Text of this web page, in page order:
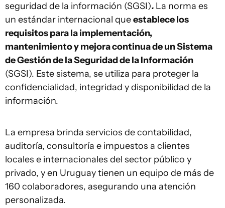
seguridad de la información (SGSI). La norma es
un estándar internacional queestablece los
requisitos para la implementación,
mantenimiento y mejora continua de un Sistema
de Gestión de la Seguridad de la Información
(SGSI). Este sistema, se utiliza para proteger la
confidencialidad, integridad y disponibilidad de la
información.
La empresa brinda servicios de contabilidad,
auditoría, consultoría e impuestos a clientes
locales e internacionales del sector público y
privado, y en Uruguay tienen un equipo de más de
160 colaboradores, asegurando una atención
personalizada.